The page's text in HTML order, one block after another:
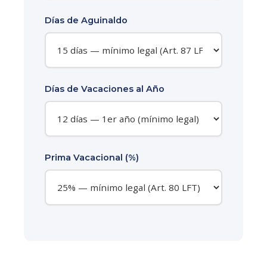
Días de Aguinaldo
Días de Vacaciones al Año
Prima Vacacional (%)